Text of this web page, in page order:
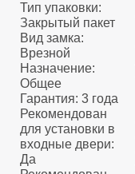
Тип упаковки:
Закрытый пакет
Вид замка:
Врезной
Назначение:
Общее
Гарантия: 3 года
Рекомендован
для установки в
входные двери:
Да